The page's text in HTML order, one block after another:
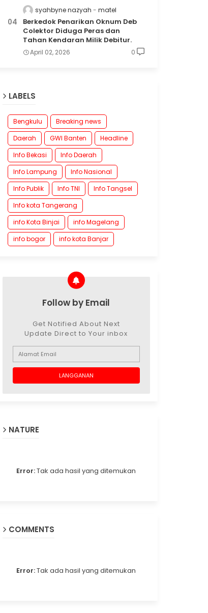
syahbyne nazyah matel
Berkedok Penarikan Oknum Deb
Colektor Diduga Peras dan
Tahan Kendaran Milik Debitur.
April 02, 2026 0
LABELS
Bengkulu
Breaking news
Daerah
GWI Banten
Headline
Info Bekasi
Info Daerah
Info Lampung
Info Nasional
Info Publik
Info TNI
Info Tangsel
Info kota Tangerang
info Kota Binjai
info Magelang
info bogor
info kota Banjar
Follow by Email
Get Notified About Next
Update Direct to Your inbox
NATURE
Error:Tak ada hasil yang ditemukan
COMMENTS
Error:Tak ada hasil yang ditemukan